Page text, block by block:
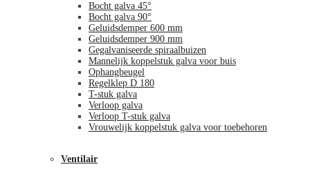
Bocht galva 45°
Bocht galva 90°
Geluidsdemper 600 mm
Geluidsdemper 900 mm
Gegalvaniseerde spiraalbuizen
Mannelijk koppelstuk galva voor buis
Ophangbeugel
Regelklep D 180
T-stuk galva
Verloop galva
Verloop T-stuk galva
Vrouwelijk koppelstuk galva voor toebehoren
Ventilair